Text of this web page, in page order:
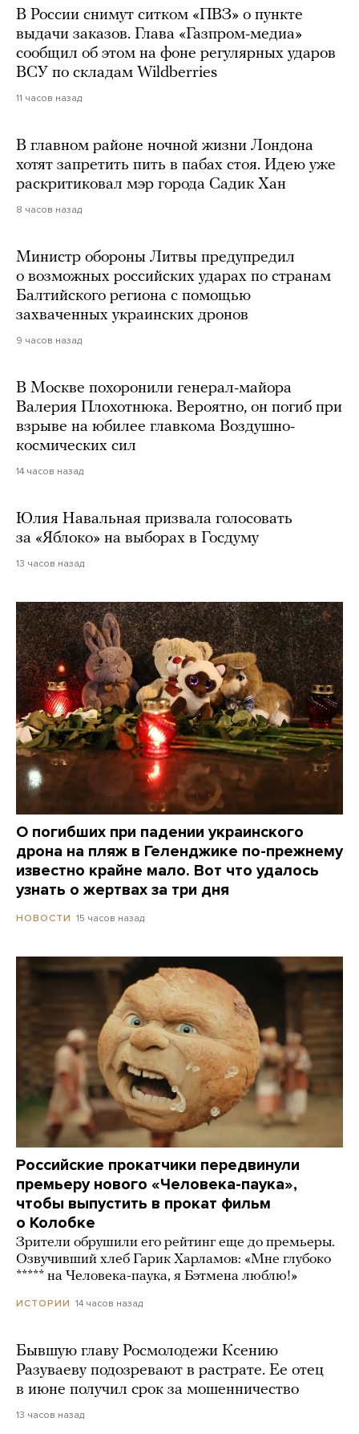
В России снимут ситком «ПВЗ» о пункте
выдачи заказов. Глава «Газпром-медиа»
сообщил об этом на фоне регулярных ударов
ВСУ по складам Wildberries
11 часов назад
В главном районе ночной жизни Лондона
хотят запретить пить в пабах стоя. Идею уже
раскритиковал мэр города Садик Хан
8 часов назад
Министр обороны Литвы предупредил
о возможных российских ударах по странам
Балтийского региона с помощью
захваченных украинских дронов
9 часов назад
В Москве похоронили генерал-майора
Валерия Плохотнюка. Вероятно, он погиб при
взрыве на юбилее главкома Воздушно-
космических сил
14 часов назад
Юлия Навальная призвала голосовать
за «Яблоко» на выборах в Госдуму
13 часов назад
О погибших при падении украинского
дрона на пляж в Геленджике по-прежнему
известно крайне мало. Вот что удалось
узнать о жертвах за три дня
НОВОСТИ 15 часов назад
Российские прокатчики передвинули
премьеру нового «Человека-паука»,
чтобы выпустить в прокат фильм
о Колобке
Зрители обрушили его рейтинг еще до премьеры.
Озвучивший хлеб Гарик Харламов: «Мне глубоко
***** на Человека-паука, я Бэтмена люблю!»
ИСТОРИИ 14 часов назад
Бывшую главу Росмолодежи Ксению
Разуваеву подозревают в растрате. Ее отец
в июне получил срок за мошенничество
13 часов назад